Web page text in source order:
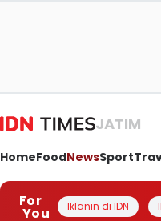
JATIM
HomeFoodNewsSport
For
You Iklanin di IDN